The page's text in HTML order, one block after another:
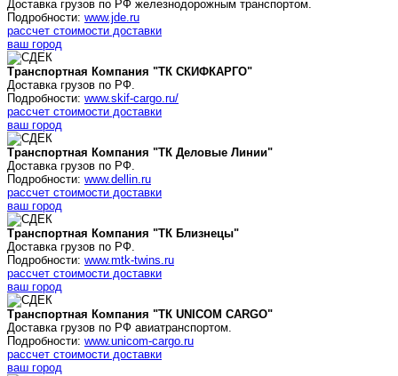
Доставка грузов по РФ железнодорожным транспортом.
Подробности: www.jde.ru
рассчет стоимости доставки
ваш город
Транспортная Компания "ТК СКИФКАРГО"
Доставка грузов по РФ.
Подробности: www.skif-cargo.ru/
рассчет стоимости доставки
ваш город
Транспортная Компания "ТК Деловые Линии"
Доставка грузов по РФ.
Подробности: www.dellin.ru
рассчет стоимости доставки
ваш город
Транспортная Компания "ТК Близнецы"
Доставка грузов по РФ.
Подробности: www.mtk-twins.ru
рассчет стоимости доставки
ваш город
Транспортная Компания "ТК UNICOM CARGO"
Доставка грузов по РФ авиатранспортом.
Подробности: www.unicom-cargo.ru
рассчет стоимости доставки
ваш город